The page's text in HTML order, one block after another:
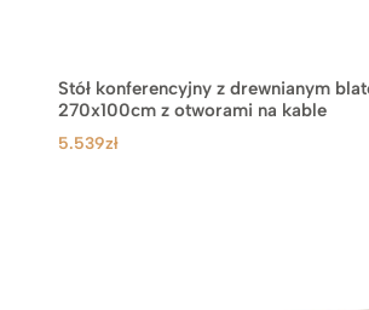
Stół konferencyjny z drewnianym
270x100cm z otworami na kable
5.539zł